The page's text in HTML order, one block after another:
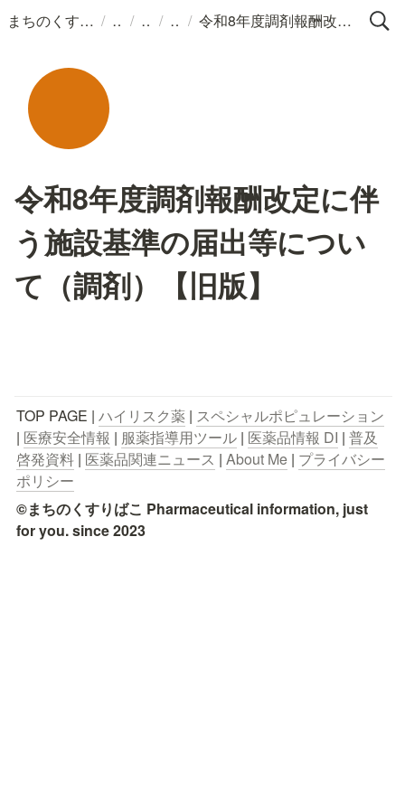
まちのくすりばこ / / / / 令和8年度調剤報酬改定に伴う施設基準の届出等について（調剤）【旧版】
令和8年度調剤報酬改定に伴
う施設基準の届出等につい
て（調剤）【旧版】
TOP PAGE | ハイリスク薬 | スペシャルポピュレーション
| 医療安全情報 | 服薬指導用ツール | 医薬品情報 DI | 普及
啓発資料 | 医薬品関連ニュース | About Me | プライバシー
ポリシー
©まちのくすりばこ Pharmaceutical information, just
for you. since 2023